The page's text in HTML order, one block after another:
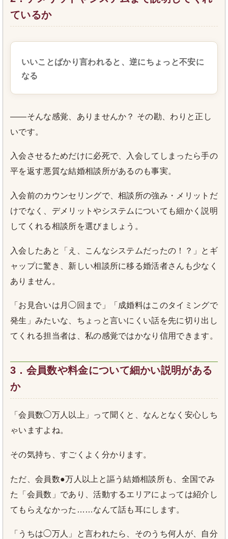
ているか
いいことばかり言われると、逆にちょっと不安に
なる
——そんな感覚、ありませんか？ その勘、わりと正し
いです。
入会させるためだけに必死で、入会してしまったら手の
平を返す悪質な結婚相談所があるのも事実。
入会前のカウンセリングで、相談所の強み・メリットだ
けでなく、デメリットやシステムについても細かく説明
してくれる相談所を選びましょう。
入会したあと「え、こんなシステムだったの！？」とギ
ャップに驚き、新しい相談所に移る婚活者さんも少なく
ありません。
「お見合いは月◯回まで」「成婚料はこのタイミングで
発生」みたいな、ちょっと言いにくい話を先に切り出し
てくれる担当者は、私の感覚ではかなり信用できます。
3．会員数や料金について細かい説明がある
か
「会員数◯万人以上」って聞くと、なんとなく安心しち
ゃいますよね。
その気持ち、すごくよく分かります。
ただ、会員数●万人以上と謳う結婚相談所も、全国でみ
た「会員数」であり、活動するエリアによっては紹介し
てもらえなかった……なんて話も耳にします。
「うちは◯万人」と言われたら、そのうち何人が、自分